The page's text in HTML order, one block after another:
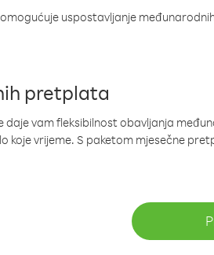
uspostavljanje
pretplata
vam fleksibilnost obavljanja
koje vrijeme. S paketom mjesečne